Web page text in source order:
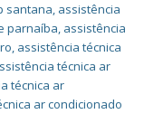
santana, assistência
parnaíba, assistência
, assistência técnica
técnica ar
técnica ar
ar condicionado